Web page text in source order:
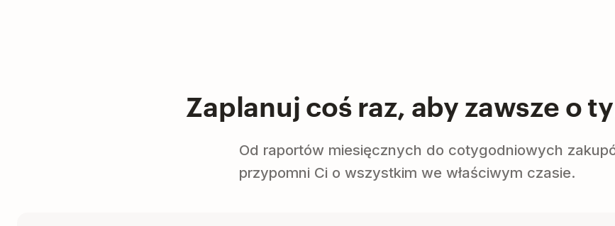
Zaplanuj coś raz, aby zawsze o
Od raportów miesięcznych do cotygodniowych
przypomni Ci o wszystkim we właściwym czasie.